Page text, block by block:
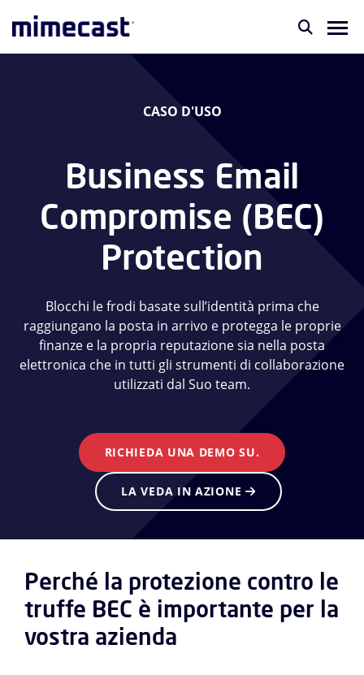
CASO D'USO
Business Email
Compromise (BEC)
Protection
Blocchi le frodi basate sull’identità prima che
raggiungano la posta in arrivo e protegga le proprie
finanze e la propria reputazione sia nella posta
elettronica che in tutti gli strumenti di collaborazione
utilizzati dal Suo team.
RICHIEDA UNA DEMO SU.
LA VEDA IN AZIONE
Perché la protezione contro le
truffe BEC è importante per la
vostra azienda